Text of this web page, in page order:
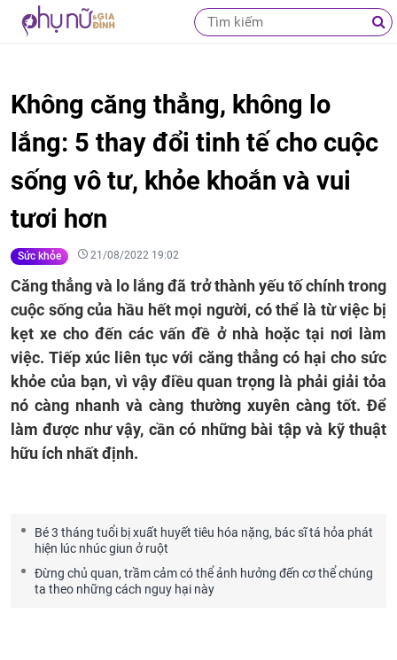
Không căng thẳng, không lo
lắng: 5 thay đổi tinh tế cho cuộc
sống vô tư, khỏe khoắn và vui
tươi hơn
Sức khỏe 21/08/2022 19:02
Căng thẳng và lo lắng đã trở thành yếu tố chính trong
cuộc sống của hầu hết mọi người, có thể là từ việc bị
kẹt xe cho đến các vấn đề ở nhà hoặc tại nơi làm
việc. Tiếp xúc liên tục với căng thẳng có hại cho sức
khỏe của bạn, vì vậy điều quan trọng là phải giải tỏa
nó càng nhanh và càng thường xuyên càng tốt. Để
làm được như vậy, cần có những bài tập và kỹ thuật
hữu ích nhất định.
Bé 3 tháng tuổi bị xuất huyết tiêu hóa nặng, bác sĩ tá hỏa phát
hiện lúc nhúc giun ở ruột
Đừng chủ quan, trầm cảm có thể ảnh hưởng đến cơ thể chúng
ta theo những cách nguy hại này